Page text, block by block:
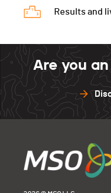
Results and
Are you